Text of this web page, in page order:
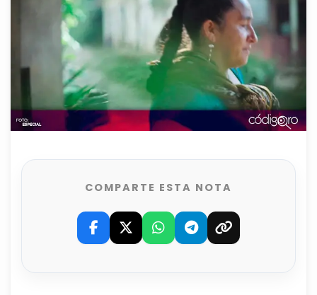
COMPARTE ESTA NOTA